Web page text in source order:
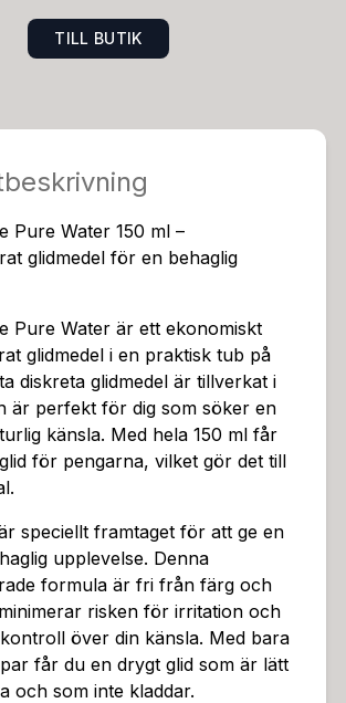
värde på 4,7, vilket är likt kroppens n
Detta bidrar till att minimera risken
är idealisk att använda tillsammans m
milda formuleringen är extra
Pure Water är ett utmärkt val för
kvalitet och diskretion.Med sin en
rena känsla, ger den dig en trygg
din intimitet med en säker och
egenskaper:Typ: Vattenb
Volym: 150 ml Form: Ekonomitub Ege
fri från färg och doft, pH-balansera
underlivet Användning: Idealisk för an
GlidmedelNordic Glid
ml – Vattenbaserat glidmedel för en
Glide Pure Water är ett ek
glidmedel i en praktisk tub på
glidmedel är tillverkat i Sverige o
dig som söker en ren och naturlig k
150 ml får du mycket glid för pengarn
till ett smart val.Glidmedlet är speciellt
ge en ren och behaglig upplevelse.
TILL BUTIK
Pure Water 150 ml –
glidmedel för en behaglig
Pure Water är ett ekonomiskt
glidmedel i en praktisk tub på
diskreta glidmedel är tillverkat i
är perfekt för dig som söker en
känsla. Med hela 150 ml får
för pengarna, vilket gör det till
speciellt framtaget för att ge en
upplevelse. Denna
formula är fri från färg och
risken för irritation och
över din känsla. Med bara
får du en drygt glid som är lätt
och som inte kladdar.